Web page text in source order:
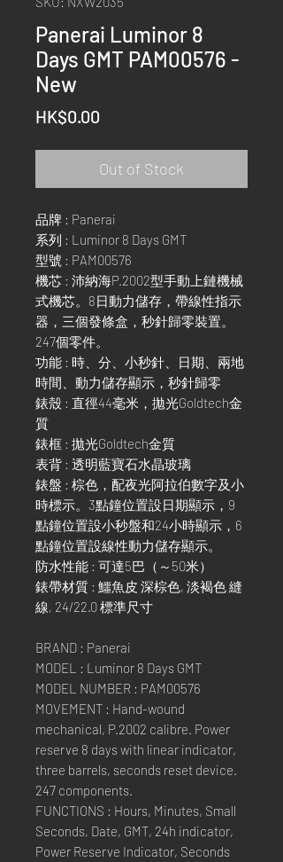
Panerai Luminor 8
Days GMT PAM00576 -
New
HK$0.00
Out of Stock
品牌 : Panerai
系列 : Luminor 8 Days GMT
型號 : PAM00576
機芯 : 沛納海P.2002型手動上鏈機械
式機芯。8日動力儲存，帶線性指示
器，三個發條盒，秒針歸零裝置。
247個零件。
功能 : 時、分、小秒針、日期、兩地
時間、動力儲存顯示，秒針歸零
錶殼 : 直徑44毫米，拋光Goldtech金
質
錶框 : 拋光Goldtech金質
表背 : 透明藍寶石水晶玻璃
錶盤 : 棕色，配夜光阿拉伯數字及小
時標示。3點鐘位置設日期顯示，9
點鐘位置設小秒盤和24小時顯示，6
點鐘位置設線性動力儲存顯示。
防水性能 : 可達5巴（～50米）
錶帶材質 : 鱷魚皮 深棕色, 淡褐色 縫
線, 24/22.0 標準尺寸
BRAND : Panerai
MODEL : Luminor 8 Days GMT
MODEL NUMBER : PAM00576
MOVEMENT : Hand-wound
mechanical, P.2002 calibre. Power
reserve 8 days with linear indicator,
three barrels, seconds reset device.
247 components.
FUNCTIONS : Hours, Minutes, Small
Seconds, Date, GMT, 24h indicator,
Power Reserve Indicator, Seconds